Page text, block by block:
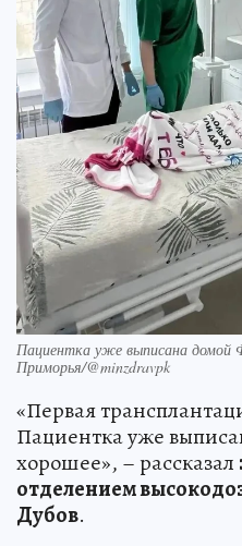
Пациентка уже выписана домой
Приморья/@minzdravpk
«Первая
Пациентка уже
хорошее», – рассказал
отделением
Дубов.